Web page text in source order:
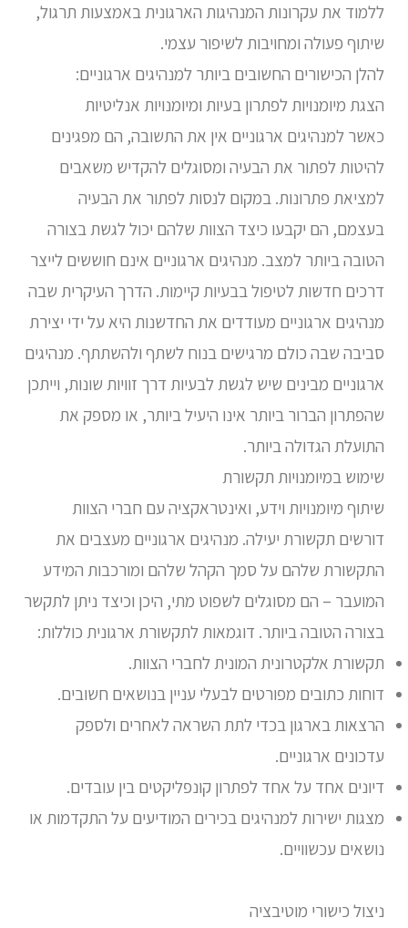
ללמוד את עקרונות המנהיגות הארגונית באמצעות תרגול,
שיתוף פעולה ומחויבות לשיפור עצמי.
להלן הכישורים החשובים ביותר למנהיגים ארגוניים:
הצגת מיומנויות לפתרון בעיות ומיומנויות אנליטיות
כאשר למנהיגים ארגוניים אין את התשובה, הם מפגינים
להיטות לפתור את הבעיה ומסוגלים להקדיש משאבים
למציאת פתרונות. במקום לנסות לפתור את הבעיה
בעצמם, הם יקבעו כיצד הצוות שלהם יכול לגשת בצורה
הטובה ביותר למצב. מנהיגים ארגוניים אינם חוששים לייצר
דרכים חדשות לטיפול בבעיות קיימות. הדרך העיקרית שבה
מנהיגים ארגוניים מעודדים את החדשנות היא על ידי יצירת
סביבה שבה כולם מרגישים בנוח לשתף ולהשתתף. מנהיגים
ארגוניים מבינים שיש לגשת לבעיות דרך זוויות שונות, וייתכן
שהפתרון הברור ביותר אינו היעיל ביותר, או מספק את
התועלת הגדולה ביותר.
שימוש במיומנויות תקשורת
שיתוף מיומנויות וידע, ואינטראקציה עם חברי הצוות
דורשים תקשורת יעילה. מנהיגים ארגוניים מעצבים את
התקשורת שלהם על סמך הקהל שלהם ומורכבות המידע
המועבר – הם מסוגלים לשפוט מתי, היכן וכיצד ניתן לתקשר
בצורה הטובה ביותר. דוגמאות לתקשורת ארגונית כוללות:
תקשורת אלקטרונית המונית לחברי הצוות.
דוחות כתובים מפורטים לבעלי עניין בנושאים חשובים.
הרצאות בארגון בכדי לתת השראה לאחרים ולספק
עדכונים ארגוניים.
דיונים אחד על אחד לפתרון קונפליקטים בין עובדים.
מצגות ישירות למנהיגים בכירים המודיעים על התקדמות או
נושאים עכשוויים.
ניצול כישורי מוטיבציה